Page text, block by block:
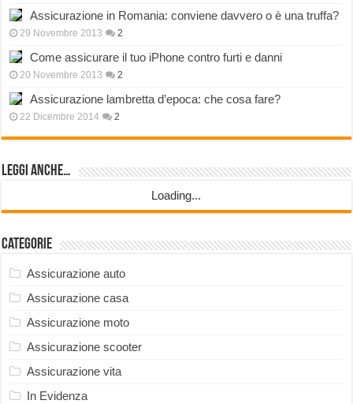
Assicurazione in Romania: conviene davvero o è una truffa?
29 Novembre 2013 2
Come assicurare il tuo iPhone contro furti e danni
20 Novembre 2013 2
Assicurazione lambretta d’epoca: che cosa fare?
22 Dicembre 2014 2
Leggi anche…
Loading...
Categorie
Assicurazione auto
Assicurazione casa
Assicurazione moto
Assicurazione scooter
Assicurazione vita
In Evidenza